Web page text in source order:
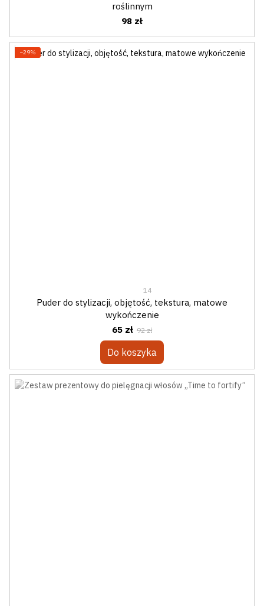
roślinnym
98 zł
−29%
14
Puder do stylizacji, objętość, tekstura, matowe
wykończenie
65 zł 92 zł
Do koszyka